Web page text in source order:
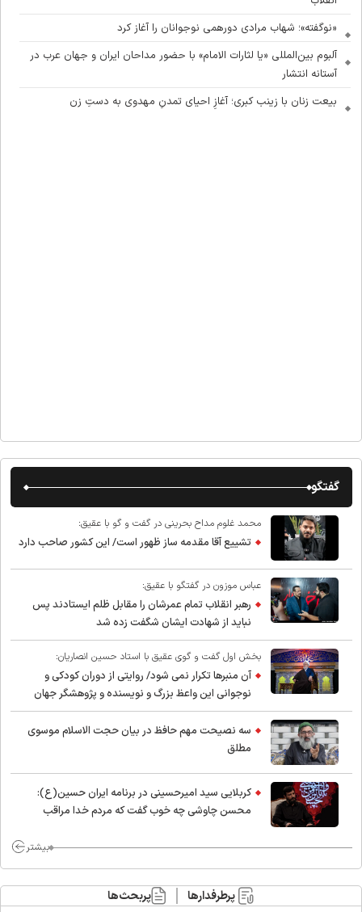
«نوگفته»؛ شهاب مرادی دورهمی نوجوانان را آغاز کرد
آلبوم بین‌المللی «یا لثارات الامام» با حضور مداحان ایران و جهان عرب در
آستانه انتشار
بیعت زنان با زینب کبری؛ آغازِ احیای تمدنِ مهدوی به دستِ زن
گفتگو
محمد غلوم مداح بحرینی در گفت و گو با عقیق:
تشییع آقا مقدمه ساز ظهور است/ این کشور صاحب دارد
عباس موزون در گفتگو با عقیق:
رهبر انقلاب تمام عمرشان را مقابل ظلم ایستادند پس
نباید از شهادت ایشان شگفت زده شد
بخش اول گفت و گوی عقیق با استاد حسین انصاریان:
آن منبرها تکرار نمی شود/ روایتی از دوران کودکی و
نوجوانی این واعظ بزرگ و نویسنده و پژوهشگر جهان
اسلام
سه نصیحت مهم حافظ در بیان حجت الاسلام موسوی
مطلق
کربلایی سید امیر‌حسینی در برنامه ایران حسین(ع):
محسن چاوشی چه خوب گفت که مردم خدا مراقب
بیشتر
پرطرفدارها پربحث‌ها